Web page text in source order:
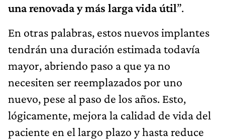
una renovada y más larga vida útil”.
En otras palabras, estos nuevos implantes
tendrán una duración estimada todavía
mayor, abriendo paso a que ya no
necesiten ser reemplazados por uno
nuevo, pese al paso de los años. Esto,
lógicamente, mejora la calidad de vida del
paciente en el largo plazo y hasta reduce